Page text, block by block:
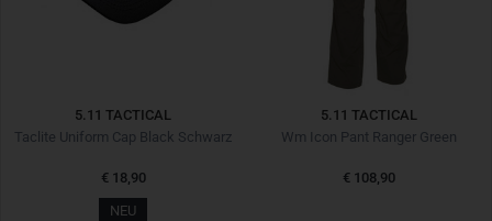
5.11 TACTICAL
Taclite Uniform Cap Black Schwarz
€ 18,90
NEU
5.11 TACTICAL
Wm Icon Pant Ranger Green
€ 108,90